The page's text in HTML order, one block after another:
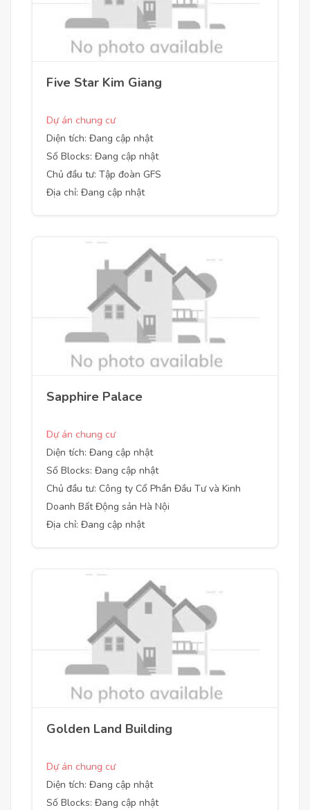
Five Star Kim Giang
Dự án chung cư
Diện tích: Đang cập nhật
Số Blocks: Đang cập nhật
Chủ đầu tư: Tập đoàn GFS
Địa chỉ: Đang cập nhật
Sapphire Palace
Dự án chung cư
Diện tích: Đang cập nhật
Số Blocks: Đang cập nhật
Chủ đầu tư: Công ty Cổ Phần Đầu Tư và Kinh
Doanh Bất Động sản Hà Nội
Địa chỉ: Đang cập nhật
Golden Land Building
Dự án chung cư
Diện tích: Đang cập nhật
Số Blocks: Đang cập nhật